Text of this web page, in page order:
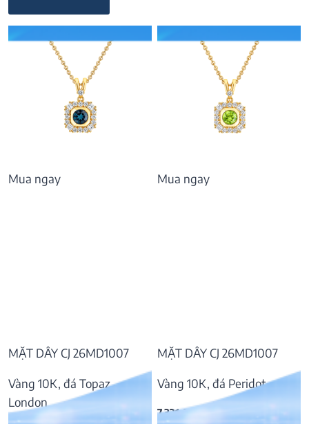
Mua ngay
MẶT DÂY CJ 26MD1007
Vàng 10K, đá Topaz
London
Mua ngay
MẶT DÂY CJ 26MD1007
Vàng 10K, đá Peridot
7.321.000₫